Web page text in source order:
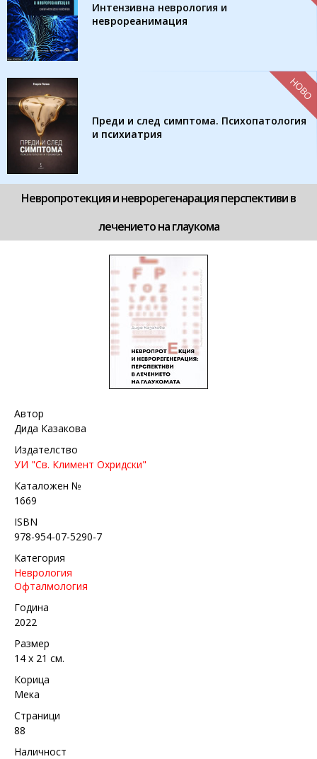
Интензивна неврология и
неврореанимация
Преди и след симптома. Психопатология
и психиатрия
НОВО
Невропротекция и неврорегенарация перспективи в
лечението на глаукома
Автор
Дида Казакова
Издателство
УИ "Св. Климент Охридски"
Каталожен №
1669
ISBN
978-954-07-5290-7
Категория
Неврология
Офталмология
Година
2022
Размер
14 х 21 см.
Корица
Мека
Страници
88
Наличност